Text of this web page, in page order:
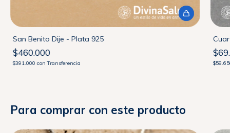
San Benito Dije - Plata 925
$460.000
$391.000con Transferencia
Para comprar con este producto